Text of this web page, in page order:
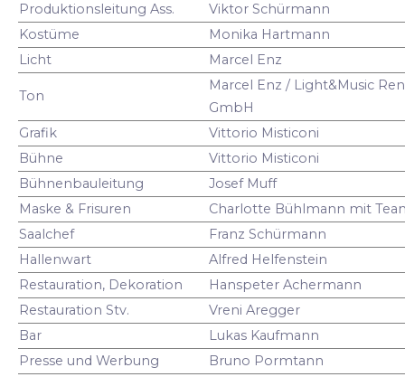
Produktionsleitung Ass.
Viktor Schürmann
Kostüme
Monika Hartmann
Licht
Marcel Enz
Ton
Marcel Enz / Light&Music
GmbH
Grafik
Vittorio Misticoni
Bühne
Vittorio Misticoni
Bühnenbauleitung
Josef Muff
Maske & Frisuren
Charlotte Bühlmann mit
Saalchef
Franz Schürmann
Hallenwart
Alfred Helfenstein
Restauration, Dekoration
Hanspeter Achermann
Restauration Stv.
Vreni Aregger
Bar
Lukas Kaufmann
Presse und Werbung
Bruno Pormtann